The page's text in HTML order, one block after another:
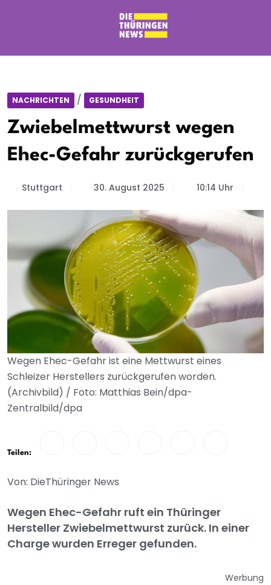
NACHRICHTEN / GESUNDHEIT
Zwiebelmettwurst wegen
Ehec-Gefahr zurückgerufen
Stuttgart 30. August 2025 10:14 Uhr
Wegen Ehec-Gefahr ist eine Mettwurst eines
Schleizer Herstellers zurückgerufen worden.
(Archivbild) / Foto: Matthias Bein/dpa-
Zentralbild/dpa
Teilen:
Von: DieThüringer News
Wegen Ehec-Gefahr ruft ein Thüringer
Hersteller Zwiebelmettwurst zurück. In einer
Charge wurden Erreger gefunden.
Werbung